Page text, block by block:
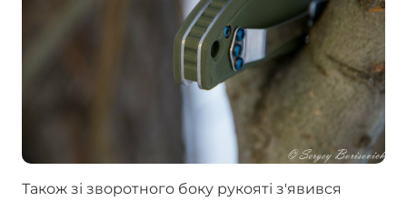
Також зі зворотного боку рукояті з'явився